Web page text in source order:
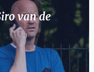
van de